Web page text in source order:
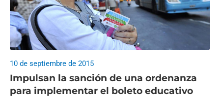
Impulsan la sanción de una ordenanza
para implementar el boleto educativo
10 de septiembre de 2015